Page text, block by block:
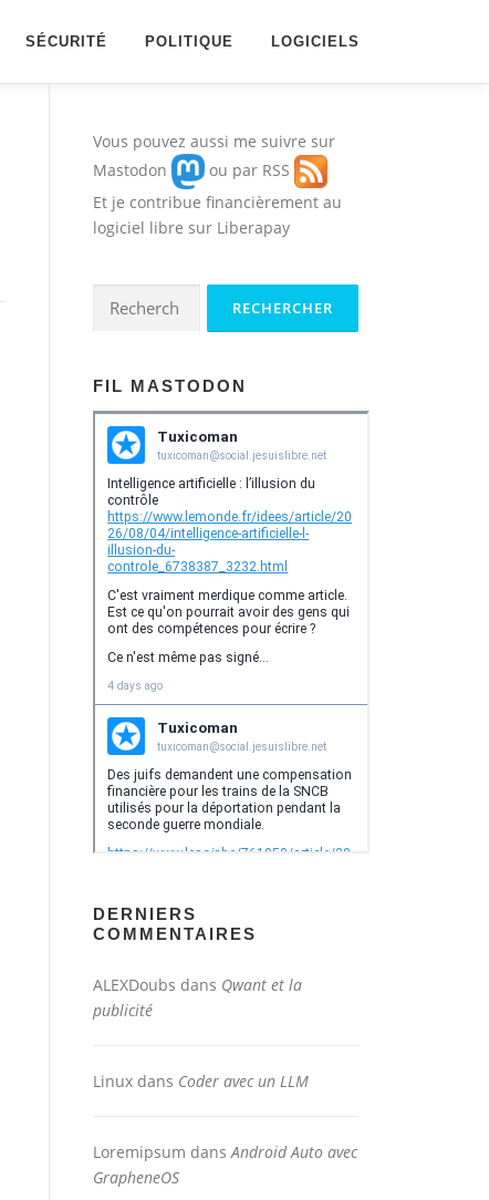
SÉCURITÉ POLITIQUE LOGICIELS
Vous pouvez aussi me suivre sur
Mastodon
ou par RSS
Et je contribue financièrement au
logiciel libre sur Liberapay
Rechercher :
FIL MASTODON
DERNIERS
COMMENTAIRES
ALEXDoubs dans Qwant et la
publicité
Linux dans Coder avec un LLM
Loremipsum dansAndroid Auto avec
GrapheneOS